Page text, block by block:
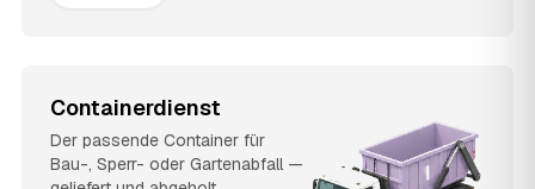
Containerdienst
Der passende Container für
Bau-, Sperr- oder Gartenabfall —